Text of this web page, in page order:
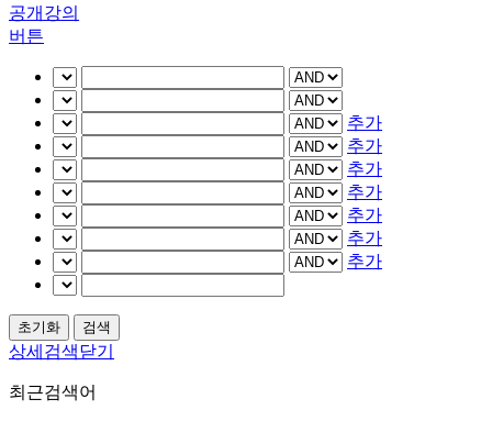
공개강의
버튼
추가
추가
추가
추가
추가
추가
추가
상세검색닫기
최근검색어